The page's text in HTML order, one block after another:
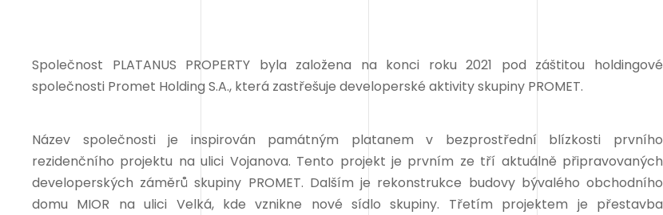
Společnost PLATANUS PROPERTY byla založena na konci roku 2021 pod záštitou holdingové
společnosti Promet Holding S.A., která zastřešuje developerské aktivity skupiny PROMET.
Název společnosti je inspirován památným platanem v bezprostřední blízkosti prvního
rezidenčního projektu na ulici Vojanova. Tento projekt je prvním ze tří aktuálně připravovaných
developerských záměrů skupiny PROMET. Dalším je rekonstrukce budovy bývalého obchodního
domu MIOR na ulici Velká, kde vznikne nové sídlo skupiny. Třetím projektem je přestavba